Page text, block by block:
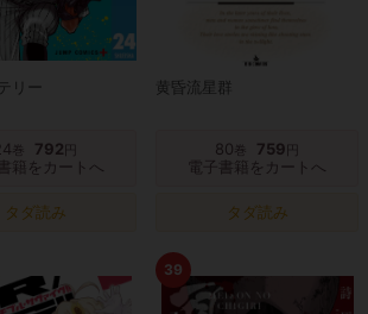
リー
巻 792 円
書籍をカートへ
タダ読み
黄昏流星群
80 巻 759 円
電子書籍をカートへ
タダ読み
39